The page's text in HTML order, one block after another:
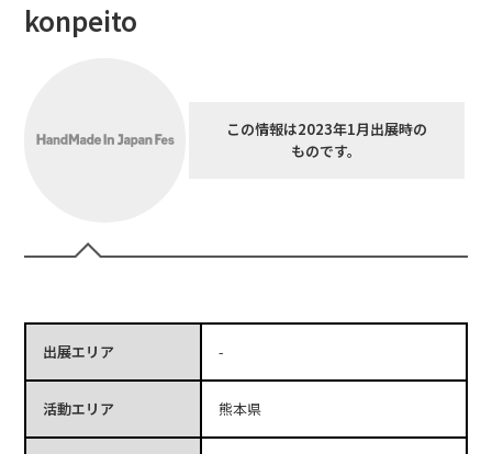
konpeito
この情報は2023年1月出展時の
ものです。
出展エリア -
活動エリア 熊本県